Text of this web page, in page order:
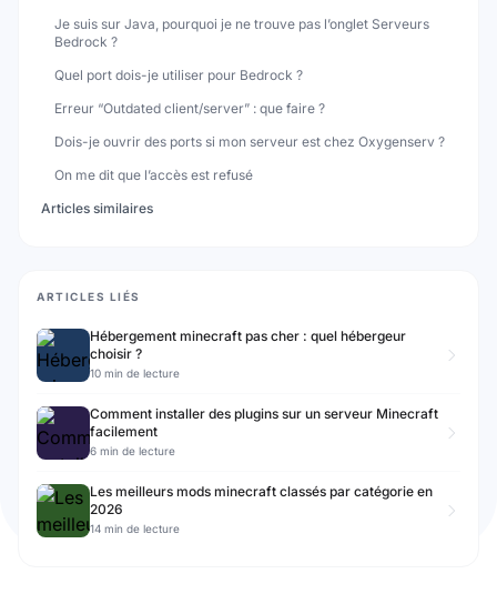
Je suis sur Java, pourquoi je ne trouve pas l’onglet Serveurs
Bedrock ?
Quel port dois-je utiliser pour Bedrock ?
Erreur “Outdated client/server” : que faire ?
Dois-je ouvrir des ports si mon serveur est chez Oxygenserv ?
On me dit que l’accès est refusé
Articles similaires
ARTICLES LIÉS
Hébergement minecraft pas cher : quel hébergeur
choisir ?
10 min de lecture
Comment installer des plugins sur un serveur Minecraft
facilement
6 min de lecture
Les meilleurs mods minecraft classés par catégorie en
2026
14 min de lecture